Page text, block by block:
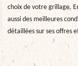
choix de votre grillage.
aussi des meilleures
détaillées sur ses offres